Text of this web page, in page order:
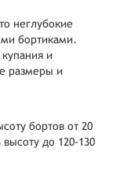
неглубокие
бортиками.
и
размеры и
бортов от 20
до 120-130